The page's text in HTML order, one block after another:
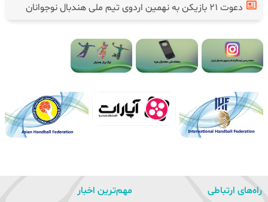
دعوت ۲۱ بازیکن به نهمین اردوی تیم ملی هندبال نوجوانان
راه‌های ارتباطی مهم‌ترین اخبار